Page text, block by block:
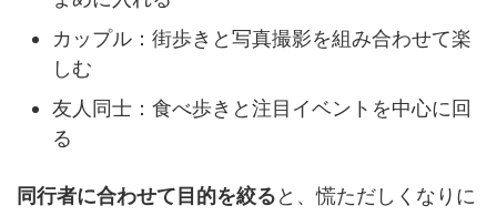
カップル：街歩きと写真撮影を組み合わせて楽
しむ
友人同士：食べ歩きと注目イベントを中心に回
る
同行者に合わせて目的を絞ると、慌ただしくなりに